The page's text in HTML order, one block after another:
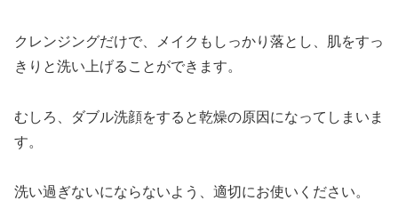
クレンジングだけで、メイクもしっかり落とし、肌をすっ
きりと洗い上げることができます。
むしろ、ダブル洗顔をすると乾燥の原因になってしまいま
す。
洗い過ぎないにならないよう、適切にお使いください。